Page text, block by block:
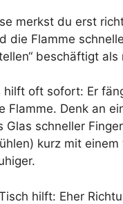
merkst du erst
die Flamme
beschäftigt als
hilft oft sofort: Er
Flamme. Denk an
Glas schneller
kurz mit
hilft: Eher